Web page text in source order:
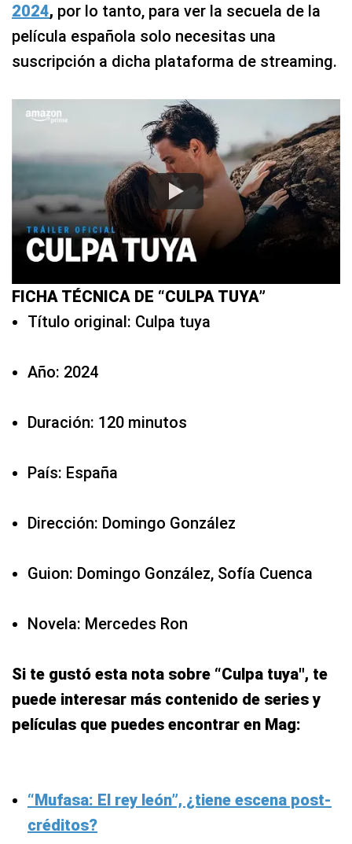
2024, por lo tanto, para ver la secuela de la
película española solo necesitas una
suscripción a dicha plataforma de streaming.
FICHA TÉCNICA DE “CULPA TUYA”
Título original: Culpa tuya
Año: 2024
Duración: 120 minutos
País: España
Dirección: Domingo González
Guion: Domingo González, Sofía Cuenca
Novela: Mercedes Ron
Si te gustó esta nota sobre “Culpa tuya″, te
puede interesar más contenido de series y
películas que puedes encontrar en Mag:
“Mufasa: El rey león”, ¿tiene escena post-
créditos?